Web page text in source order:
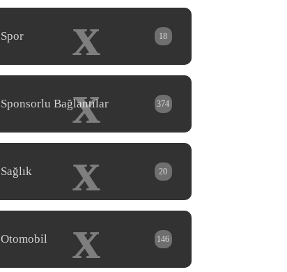
x
Spor 18
x
Sponsorlu Bağlantılar 374
x
Sağlık 20
x
Otomobil 146